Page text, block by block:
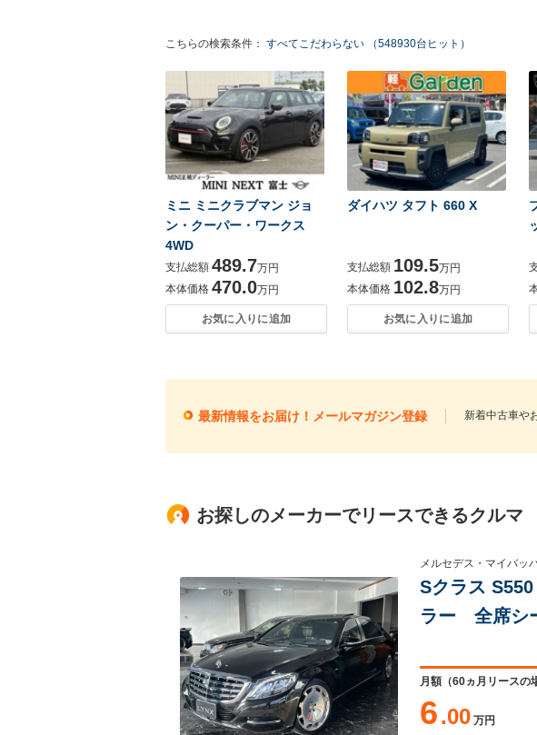
こちらの検索条件： すべてこだわらない （548930台ヒット）
ミニ ミニクラブマン ジョ
ン・クーパー・ワークス
4WD
支払総額 489.7万円
本体価格 470.0万円
お気に入りに追加
ダイハツ タフト 660 X
支払総額 109.5万円
本体価格 102.8万円
お気に入りに追加
最新情報をお届け！メールマガジン登録 新着中古車や
お探しのメーカーでリースできるクルマ
メルセデス・マイバッ
Sクラス
ラー 全席シ
フ 電動シェ
月額（60ヵ月リースの
6.00 万円